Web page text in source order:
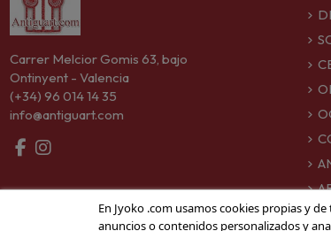
Carrer Melcior Gomis 63, bajo
Ontinyent - Valencia
(+34) 96 014 14 35
info@antiguart.com
En Jyoko .com usamos cookies propias y
anuncios o contenidos personalizados y